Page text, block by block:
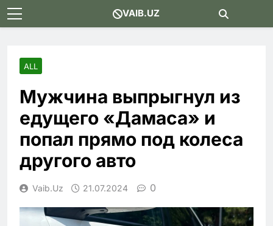
Skip
to
VAIB.UZ
ALL
Мужчина выпрыгнул из
едущего «Дамаса» и
попал прямо под колеса
другого авто
Vaib.uz 21.07.2024 0